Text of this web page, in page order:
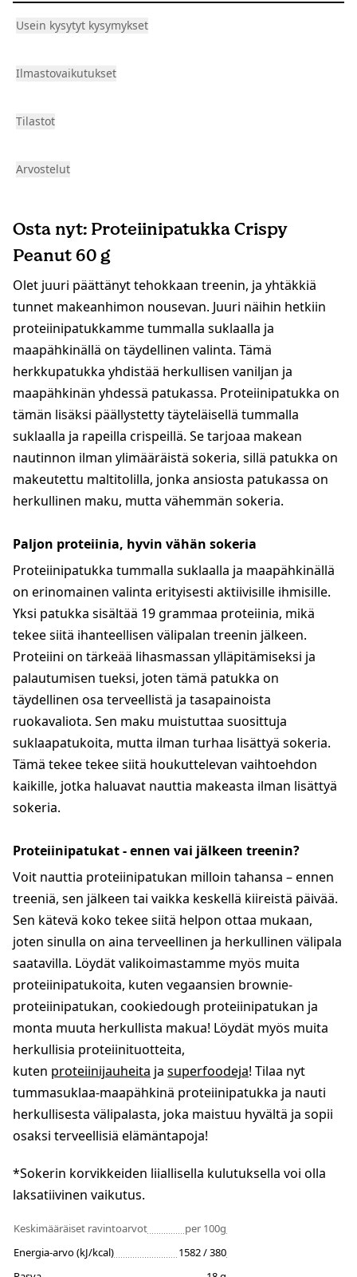
Usein kysytyt kysymykset
Ilmastovaikutukset
Tilastot
Arvostelut
Osta nyt: Proteiinipatukka Crispy
Peanut 60 g
Olet juuri päättänyt tehokkaan treenin, ja yhtäkkiä
tunnet makeanhimon nousevan. Juuri näihin hetkiin
proteiinipatukkamme tummalla suklaalla ja
maapähkinällä on täydellinen valinta. Tämä
herkkupatukka yhdistää herkullisen vaniljan ja
maapähkinän yhdessä patukassa. Proteiinipatukka on
tämän lisäksi päällystetty täyteläisellä tummalla
suklaalla ja rapeilla crispeillä. Se tarjoaa makean
nautinnon ilman ylimääräistä sokeria, sillä patukka on
makeutettu maltitolilla, jonka ansiosta patukassa on
herkullinen maku, mutta vähemmän sokeria.
Paljon proteiinia, hyvin vähän sokeria
Proteiinipatukka tummalla suklaalla ja maapähkinällä
on erinomainen valinta erityisesti aktiivisille ihmisille.
Yksi patukka sisältää 19 grammaa proteiinia, mikä
tekee siitä ihanteellisen välipalan treenin jälkeen.
Proteiini on tärkeää lihasmassan ylläpitämiseksi ja
palautumisen tueksi, joten tämä patukka on
täydellinen osa terveellistä ja tasapainoista
ruokavaliota. Sen maku muistuttaa suosittuja
suklaapatukoita, mutta ilman turhaa lisättyä sokeria.
Tämä tekee tekee siitä houkuttelevan vaihtoehdon
kaikille, jotka haluavat nauttia makeasta ilman lisättyä
sokeria.
Proteiinipatukat - ennen vai jälkeen treenin?
Voit nauttia proteiinipatukan milloin tahansa – ennen
treeniä, sen jälkeen tai vaikka keskellä kiireistä päivää.
Sen kätevä koko tekee siitä helpon ottaa mukaan,
joten sinulla on aina terveellinen ja herkullinen välipala
saatavilla. Löydät valikoimastamme myös muita
proteiinipatukoita, kuten vegaansien brownie-
proteiinipatukan, cookiedough proteiinipatukan ja
monta muuta herkullista makua! Löydät myös muita
herkullisia proteiinituotteita,
kuten proteiinijauheita ja superfoodeja! Tilaa nyt
tummasuklaa-maapähkinä proteiinipatukka ja nauti
herkullisesta välipalasta, joka maistuu hyvältä ja sopii
osaksi terveellisiä elämäntapoja!
*Sokerin korvikkeiden liiallisella kulutuksella voi olla
laksatiivinen vaikutus.
Keskimääräiset ravintoarvot
per 100g
Energia-arvo (kJ/kcal)
1582 / 380